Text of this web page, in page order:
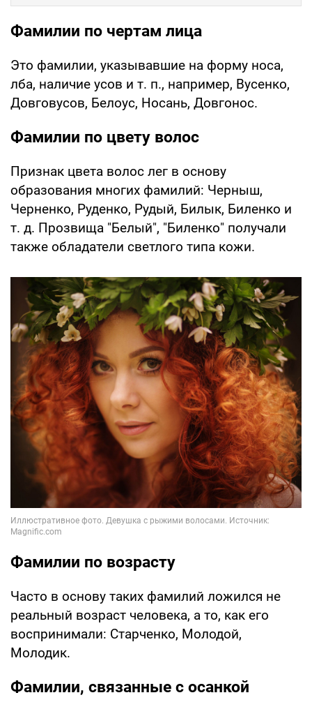
Фамилии по чертам лица
Это фамилии, указывавшие на форму носа,
лба, наличие усов и т. п., например, Вусенко,
Довговусов, Белоус, Носань, Довгонос.
Фамилии по цвету волос
Признак цвета волос лег в основу
образования многих фамилий: Черныш,
Черненко, Руденко, Рудый, Билык, Биленко и
т. д. Прозвища "Белый", "Биленко" получали
также обладатели светлого типа кожи.
Фамилии по возрасту
Часто в основу таких фамилий ложился не
реальный возраст человека, а то, как его
воспринимали: Старченко, Молодой,
Молодик.
Фамилии, связанные с осанкой